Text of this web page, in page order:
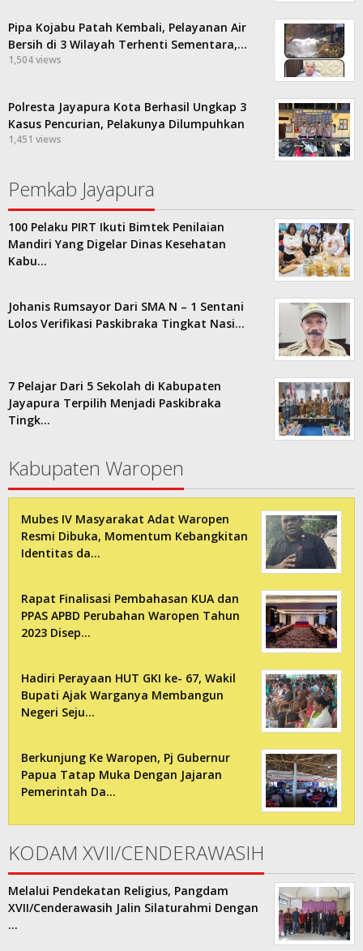
Pipa Kojabu Patah Kembali, Pelayanan Air
Bersih di 3 Wilayah Terhenti Sementara,…
1,504 views
Polresta Jayapura Kota Berhasil Ungkap 3
Kasus Pencurian, Pelakunya Dilumpuhkan
1,451 views
Pemkab Jayapura
100 Pelaku PIRT Ikuti Bimtek Penilaian
Mandiri Yang Digelar Dinas Kesehatan
Kabu…
Johanis Rumsayor Dari SMA N – 1 Sentani
Lolos Verifikasi Paskibraka Tingkat Nasi…
7 Pelajar Dari 5 Sekolah di Kabupaten
Jayapura Terpilih Menjadi Paskibraka
Tingk…
Kabupaten Waropen
Mubes IV Masyarakat Adat Waropen
Resmi Dibuka, Momentum Kebangkitan
Identitas da…
Rapat Finalisasi Pembahasan KUA dan
PPAS APBD Perubahan Waropen Tahun
2023 Disep…
Hadiri Perayaan HUT GKI ke- 67, Wakil
Bupati Ajak Warganya Membangun
Negeri Seju…
Berkunjung Ke Waropen, Pj Gubernur
Papua Tatap Muka Dengan Jajaran
Pemerintah Da…
KODAM XVII/CENDERAWASIH
Melalui Pendekatan Religius, Pangdam
XVII/Cenderawasih Jalin Silaturahmi Dengan
…